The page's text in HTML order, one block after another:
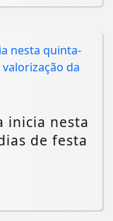
inicia nesta
de festa